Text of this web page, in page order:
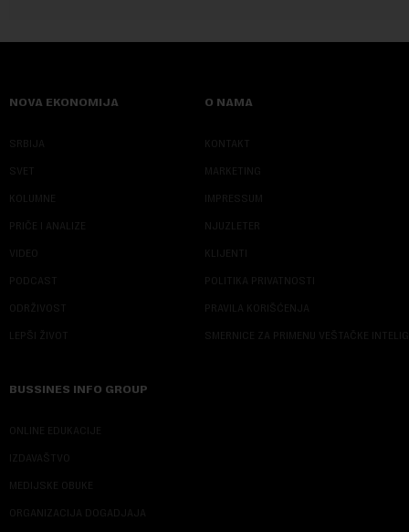
NOVA EKONOMIJA
SRBIJA
SVET
KOLUMNE
PRIČE I ANALIZE
VIDEO
PODCAST
ODRŽIVOST
LEPŠI ŽIVOT
O NAMA
KONTAKT
MARKETING
IMPRESSUM
NJUZLETER
KLIJENTI
POLITIKA PRIVATNOSTI
PRAVILA KORIŠĆENJA
SMERNICE ZA PRIMENU VEŠTAČKE
BUSSINES INFO GROUP
ONLINE EDUKACIJE
IZDAVAŠTVO
MEDIJSKE OBUKE
ORGANIZACIJA DOGADJAJA